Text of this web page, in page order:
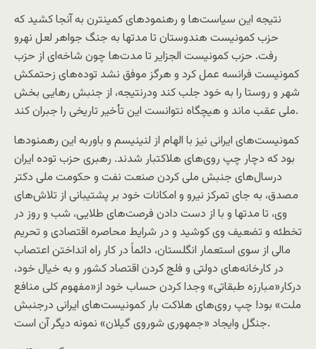
نتيجه اين سياست‌ها و رهنمودهای کمينترن به آنجا کشيد که
حزب کمونيست هندوستان تا مدتها به جنگ جواهر لعل نهرو
رفت. حزب کمونيست الجزاير تا مدت‌ها چون شاخه‌ای از حزب
کمونيست فرانسه عمل کرد و هرگز موفق نشد توده‌های زحتمکش
شهر و روستا را به خود جلب کند ودرنتیجه، از جنبش رهايی بخش
ملی عقب ماند و هيچگاه نتوانست اين تأخير تاريخی را جبران کند.
کمونيست‌های ايرانی نيز با الهام از لنينيسم و باوربه اين رهمنودها
بود که دچار چپ روی‌های هلاکتبار شدند. رهبری حزب توده ايران
درسال‌های جنبش ملی کردن صنعت نفت و حکومت ملی دکتر
مصدق، به جای تمرکز نيرو و امکانات خود بر پشتيبانی از تلاش‌های
وی، تا مدتها و با از دست دادن فرصت‌های طلايی، شب و روز در
تخطئه و تضعيف وی کوشيد و در شرايط محاصره اقتصادی و تحريم
مالی از سوی استعمار انگلستان، دائماً در کار راه انداختن اعتصاب
در کارخانه‌های دولتی و فلج کردن اقتصاد کشور و به خيال خود،
درکار«مبارزه طبقاتی» وجدا کردن حساب خود از«مفهوم کلی منافع
ملت» بود! چپ روی‌های هلاکت بار کمونيست‌های ايرانی درجنبش
جنگل وايجاد «جمهوری شوروی گيلان» نمونه ديگر آن است.